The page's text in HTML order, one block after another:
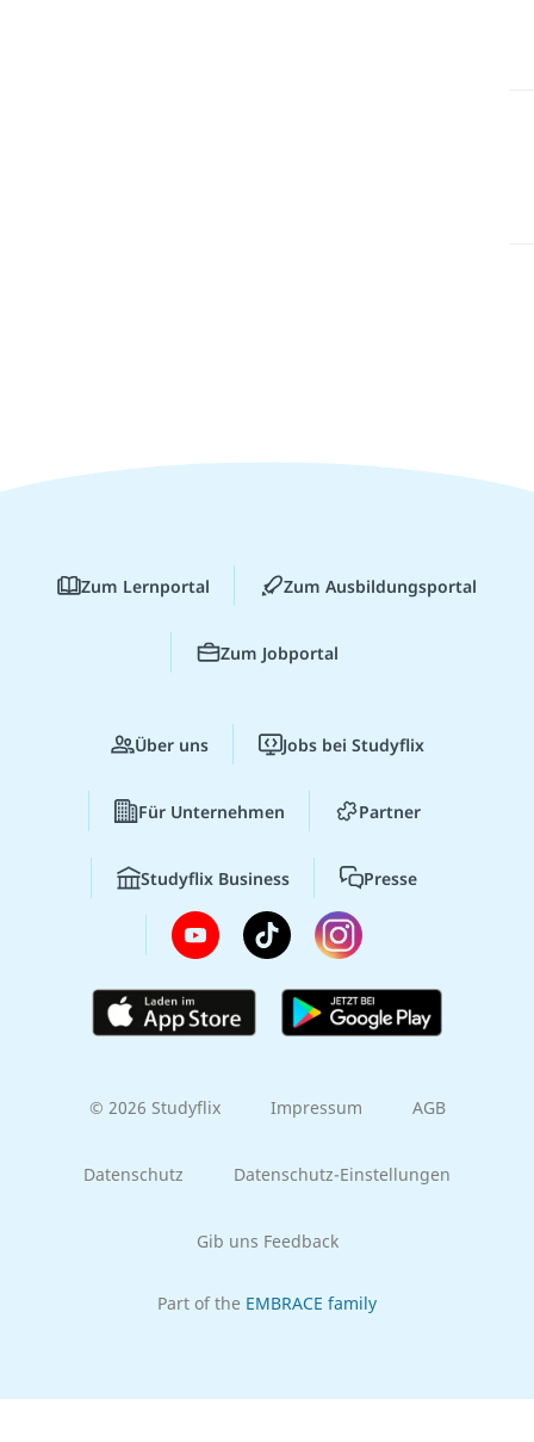
Zum Lernportal Zum Ausbildungsportal
Zum Jobportal
Über uns Jobs bei Studyflix
Für Unternehmen Partner
Studyflix Business Presse
© 2026 Studyflix Impressum AGB
Datenschutz Datenschutz-Einstellungen
Gib uns Feedback
Part of the EMBRACE family